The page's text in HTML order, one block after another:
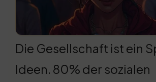
Die Gesellschaft ist ein
Ideen. 80% der sozialen